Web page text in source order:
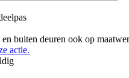
buiten deuren ook op
actie.